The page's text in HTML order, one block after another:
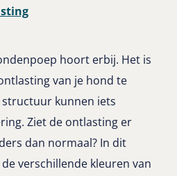
hoort erbij. Het is
van je hond te
structuur kunnen iets
Ziet de ontlasting er
dan normaal? In dit
verschillende kleuren van